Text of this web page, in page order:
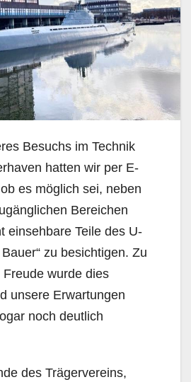
Besuchs im Technik
hatten wir per E-
es möglich sei, neben
Bereichen
einsehbare Teile des U-
zu besichtigen. Zu
wurde dies
unsere Erwartungen
noch deutlich
des Trägervereins,